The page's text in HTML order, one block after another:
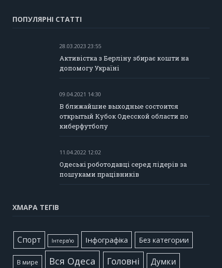
ПОПУЛЯРНІ СТАТТІ
28.03.2023 23:55
Активістка з Берліну збирає кошти на
допомогу Україні
09.04.2021 14:30
В ближайшие выходные состоится
открытый Кубок Одесской области по
киберфутболу
11.04.2022 12:02
Одеські роботодавці серед лідерів за
пошуками працівників
ХМАРА ТЕГІВ
Cпорт Інтерв'ю Інфографіка Без категории
В мире Вся Одеса Головні Думки